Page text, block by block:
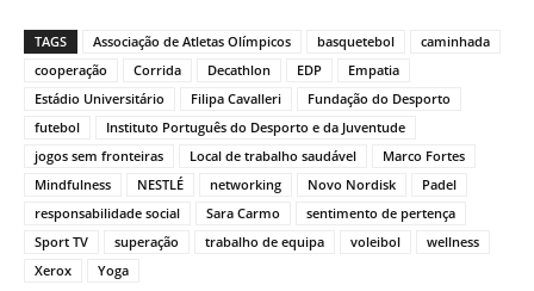
TAGS Associação de Atletas Olímpicos basquetebol
caminhada
cooperação
Corrida Decathlon EDP
Empatia
Estádio Universitário
Filipa Cavalleri
Fundação do Desporto
futebol
Instituto Português do Desporto e da Juventude
jogos sem fronteiras
Local de trabalho saudável
Marco Fortes
Mindfulness
NESTLÉ networking Novo Nordisk
Padel
responsabilidade social
Sara Carmo
sentimento de pertença
Sport TV
superação trabalho de equipa voleibol
wellness
Xerox
Yoga